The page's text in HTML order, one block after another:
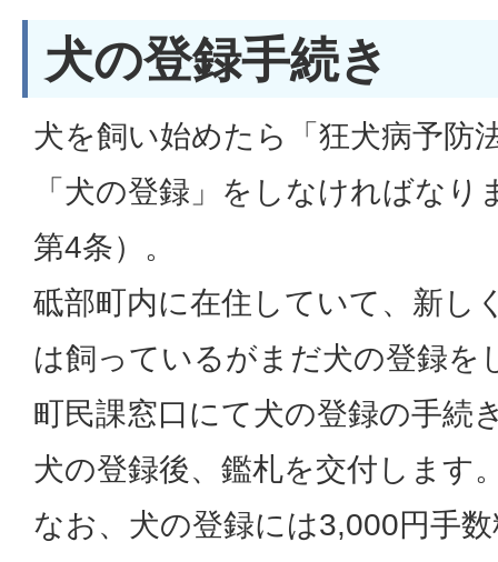
犬の登録手続き
犬を飼い始めたら「狂犬病予防
「犬の登録」をしなければなり
第4条）。
砥部町内に在住していて、新し
は飼っているがまだ犬の登録を
町民課窓口にて犬の登録の手続
犬の登録後、鑑札を交付します
なお、犬の登録には3,000円手